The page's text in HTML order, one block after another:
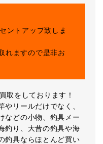
ントアップ致しま
れますので是非お
取をしております！
リールだけでなく、
などの小物、釣具メー
釣り、大昔の釣具や海
釣具ならほとんど買い